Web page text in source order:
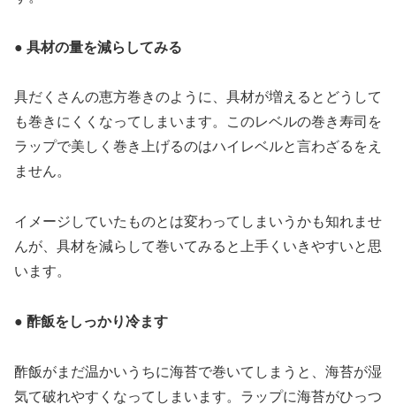
● 具材の量を減らしてみる
具だくさんの恵方巻きのように、具材が増えるとどうして
も巻きにくくなってしまいます。このレベルの巻き寿司を
ラップで美しく巻き上げるのはハイレベルと言わざるをえ
ません。
イメージしていたものとは変わってしまいうかも知れませ
んが、具材を減らして巻いてみると上手くいきやすいと思
います。
● 酢飯をしっかり冷ます
酢飯がまだ温かいうちに海苔で巻いてしまうと、海苔が湿
気て破れやすくなってしまいます。ラップに海苔がひっつ